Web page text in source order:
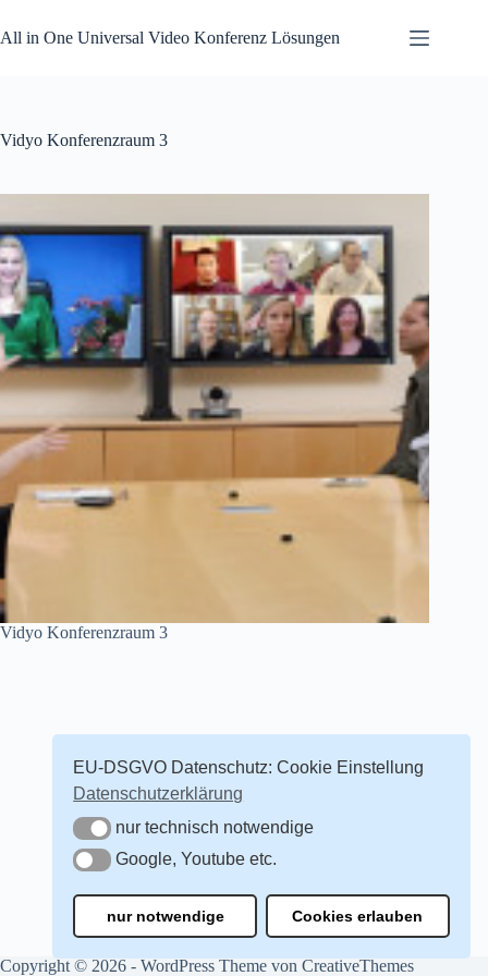
Inhalt
springen
All in One Universal Video Konferenz Lösungen
Vidyo Konferenzraum 3
Vidyo Konferenzraum 3
Copyright © 2026 - WordPress Theme von CreativeThemes
EU-DSGVO Datenschutz: Cookie Einstellung
Datenschutzerklärung
nur technisch notwendige
nur technisch notwendige
Google, Youtube etc.
Google, Youtube etc.
nur notwendige Cookies erlauben